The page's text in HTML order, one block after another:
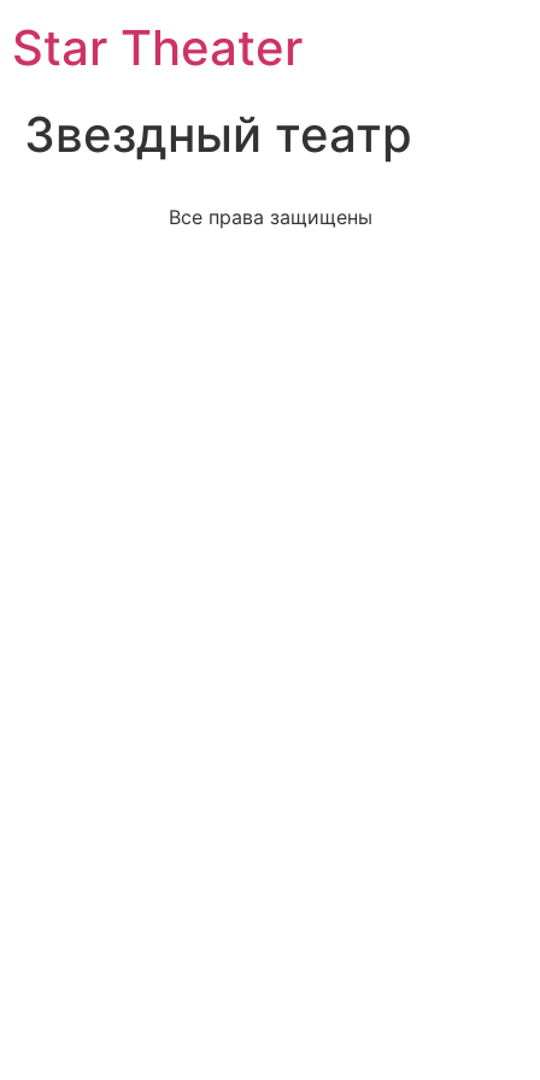
Star Theater
Звездный театр
Все права защищены